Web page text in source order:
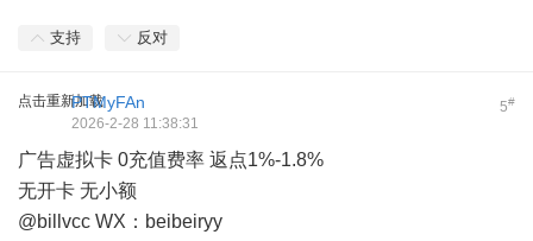
支持 反对
点击重新加载 5#
PTMyFAn
2026-2-28 11:38:31
广告虚拟卡 0充值费率 返点1%-1.8%
无开卡 无小额
@billvcc WX：beibeiryy